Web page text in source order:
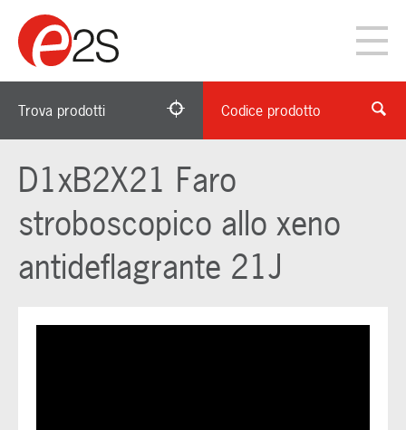
Trova prodotti Codice prodotto
D1xB2X21 Faro
stroboscopico allo xeno
antideflagrante 21J